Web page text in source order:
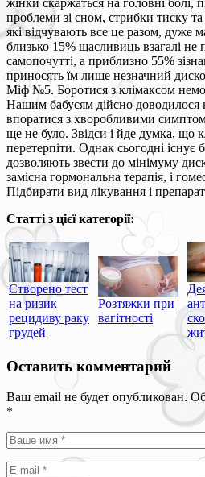
проблеми зі сном, стрибки тиску
які відчувають все це разом, дуже
близько 15% щасливиць взагалі не
самопочутті, а приблизно 55%
приносять їм лише незначний
Міф №5. Боротися з клімаксом
Нашим бабусям дійсно доводилося
впоратися з хворобливими
ще не було. Звідси і йде думка, що
перетерпіти. Однак сьогодні існує
дозволяють звести до мінімуму
замісна гормональна терапія, і
Підбирати вид лікування і
Статті з цієї категорії:
Створено тест
на ризик
рецидиву раку
грудей
Розтяжки при
вагітності
Оставить комментарий
Ваш email не будет опубликован.
*